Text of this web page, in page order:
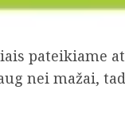
pateikiame
nei mažai,